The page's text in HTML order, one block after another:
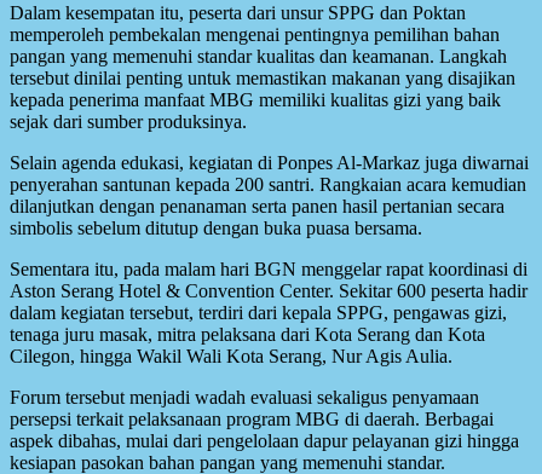
Dalam kesempatan itu, peserta dari unsur SPPG dan Poktan
memperoleh pembekalan mengenai pentingnya pemilihan bahan
pangan yang memenuhi standar kualitas dan keamanan. Langkah
tersebut dinilai penting untuk memastikan makanan yang disajikan
kepada penerima manfaat MBG memiliki kualitas gizi yang baik
sejak dari sumber produksinya.
Selain agenda edukasi, kegiatan di Ponpes Al-Markaz juga diwarnai
penyerahan santunan kepada 200 santri. Rangkaian acara kemudian
dilanjutkan dengan penanaman serta panen hasil pertanian secara
simbolis sebelum ditutup dengan buka puasa bersama.
Sementara itu, pada malam hari BGN menggelar rapat koordinasi di
Aston Serang Hotel & Convention Center. Sekitar 600 peserta hadir
dalam kegiatan tersebut, terdiri dari kepala SPPG, pengawas gizi,
tenaga juru masak, mitra pelaksana dari Kota Serang dan Kota
Cilegon, hingga Wakil Wali Kota Serang, Nur Agis Aulia.
Forum tersebut menjadi wadah evaluasi sekaligus penyamaan
persepsi terkait pelaksanaan program MBG di daerah. Berbagai
aspek dibahas, mulai dari pengelolaan dapur pelayanan gizi hingga
kesiapan pasokan bahan pangan yang memenuhi standar.